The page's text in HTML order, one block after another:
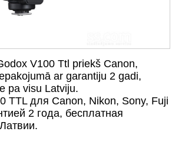
V100 Ttl priekš Canon,
ar garantiju 2 gadi,
pa visu Latviju.
TTL для Canon, Nikon, Sony, Fuji
2 гoда, беcплатная